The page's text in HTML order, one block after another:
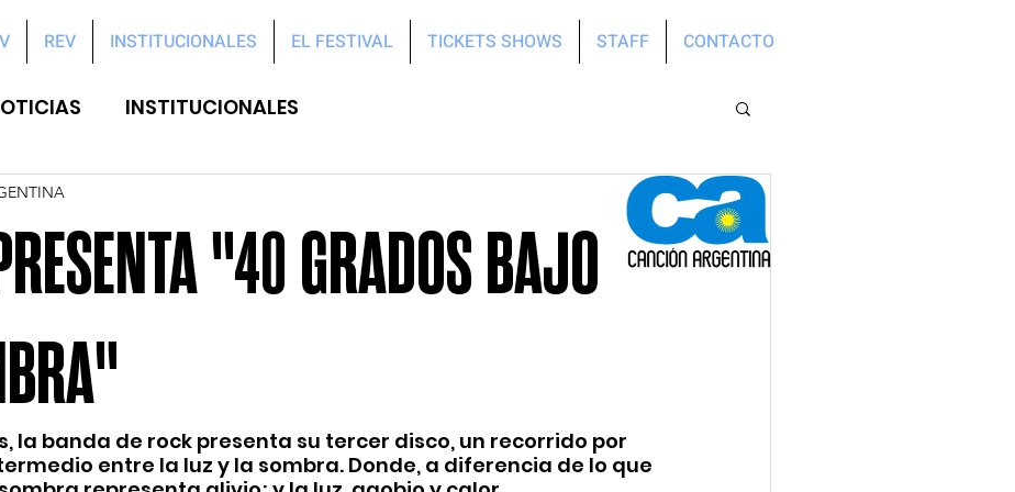
REV INSTITUCIONALES EL FESTIVAL TICKETS SHOWS STAFF CONTACTO
INSTITUCIONALES
"40 GRADOS BAJO
la banda de rock presenta su tercer disco, un recorrido por
entre la luz y la sombra. Donde, a diferencia de lo que